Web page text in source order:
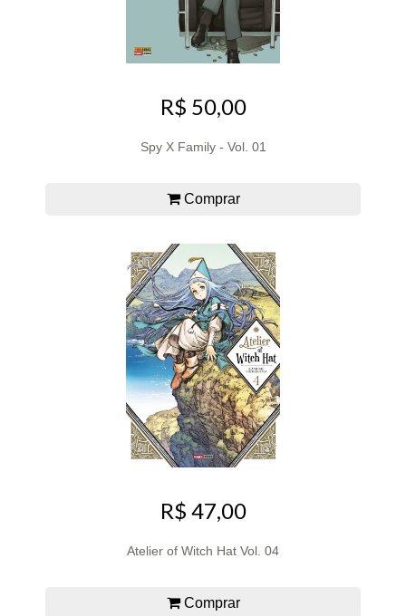
R$ 50,00
Spy X Family - Vol. 01
Comprar
R$ 47,00
Atelier of Witch Hat Vol. 04
Comprar